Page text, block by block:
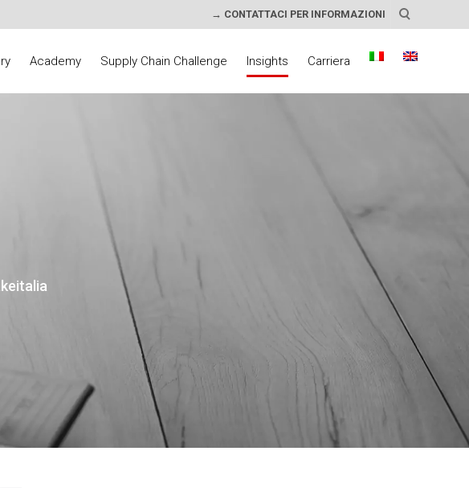
→ CONTATTACI PER INFORMAZIONI
Academy Supply Chain Challenge Insights Carriera